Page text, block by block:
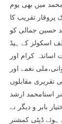
میں بھی یوم
پروقار تقریب کا
حسین جمالی کو
اسکولز کے ہیڈ
کرام اور
نغمے اور
تقریری مقابلوں
استامحمد ارشد
بابر و دیگر نے
ڈپٹی کمشنر